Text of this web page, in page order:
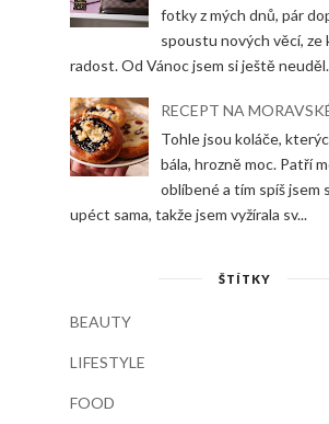
fotky z mých dnů, pár
spoustu nových věcí, ze
radost. Od Vánoc jsem si ještě
RECEPT NA
Tohle jsou koláče,
bála, hrozně moc. Patří
oblíbené a tím spíš jsem
upéct sama, takže jsem vyžírala sv...
ŠTÍTKY
BEAUTY
LIFESTYLE
FOOD